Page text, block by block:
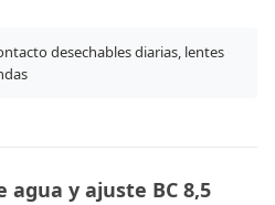
desechables diarias, lentes
agua y ajuste BC 8,5